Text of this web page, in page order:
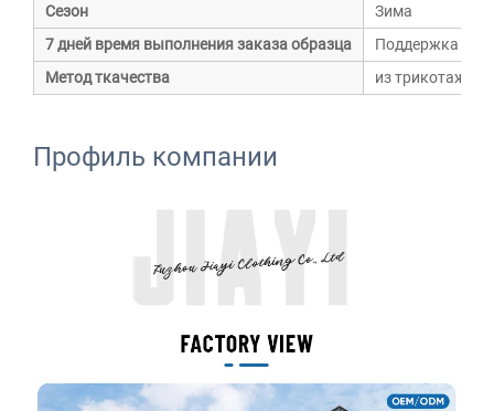
Сезон
Зима
7 дней время выполнения заказа образца
Поддержка
Метод ткачества
из трикотажа
Профиль компании